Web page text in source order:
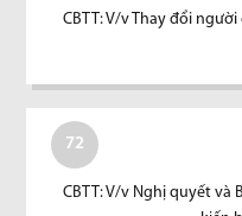
CBTT: V/v Thay đổi
72
CBTT: V/v Nghị quyết và